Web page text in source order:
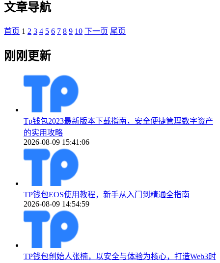
文章导航
首页 1 2 3 4 5 6 7 8 9 10 下一页 尾页
刚刚更新
Tp钱包2023最新版本下载指南，安全便捷管理数字资产
的实用攻略
2026-08-09 15:41:06
TP钱包EOS使用教程，新手从入门到精通全指南
2026-08-09 14:54:59
TP钱包创始人张楠，以安全与体验为核心，打造Web3时